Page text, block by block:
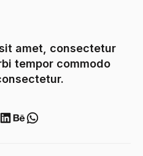
amet, consectetur
tempor commodo
LinkedIn
Behance
WhatsApp